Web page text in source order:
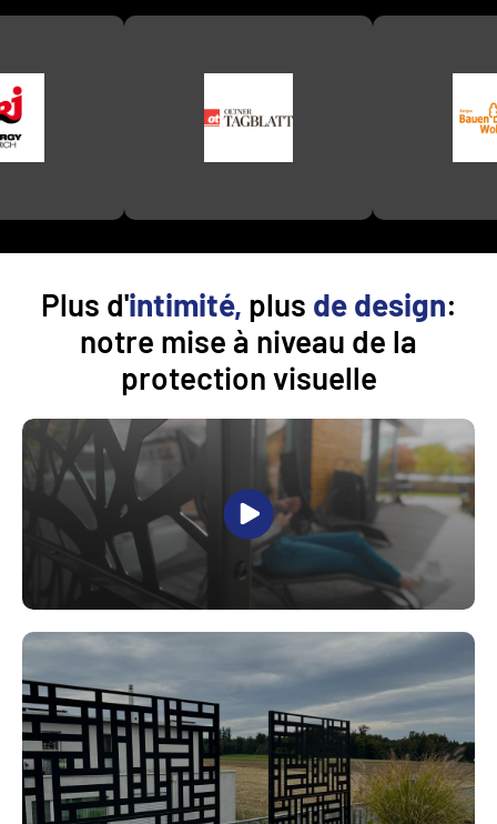
Plus d'intimité, plus de design:
notre mise à niveau de la
protection visuelle